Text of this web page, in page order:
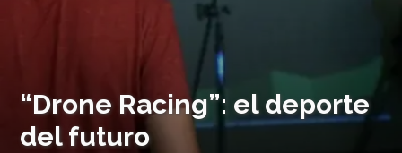
“Drone Racing”: el deporte
del futuro